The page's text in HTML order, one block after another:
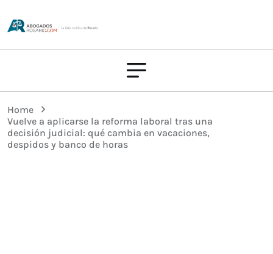
Home
Vuelve a aplicarse la reforma laboral tras una
decisión judicial: qué cambia en vacaciones,
despidos y banco de horas